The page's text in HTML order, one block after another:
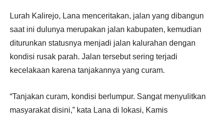
Lurah Kalirejo, Lana menceritakan, jalan yang dibangun
saat ini dulunya merupakan jalan kabupaten, kemudian
diturunkan statusnya menjadi jalan kalurahan dengan
kondisi rusak parah. Jalan tersebut sering terjadi
kecelakaan karena tanjakannya yang curam.
“Tanjakan curam, kondisi berlumpur. Sangat menyulitkan
masyarakat disini,” kata Lana di lokasi, Kamis